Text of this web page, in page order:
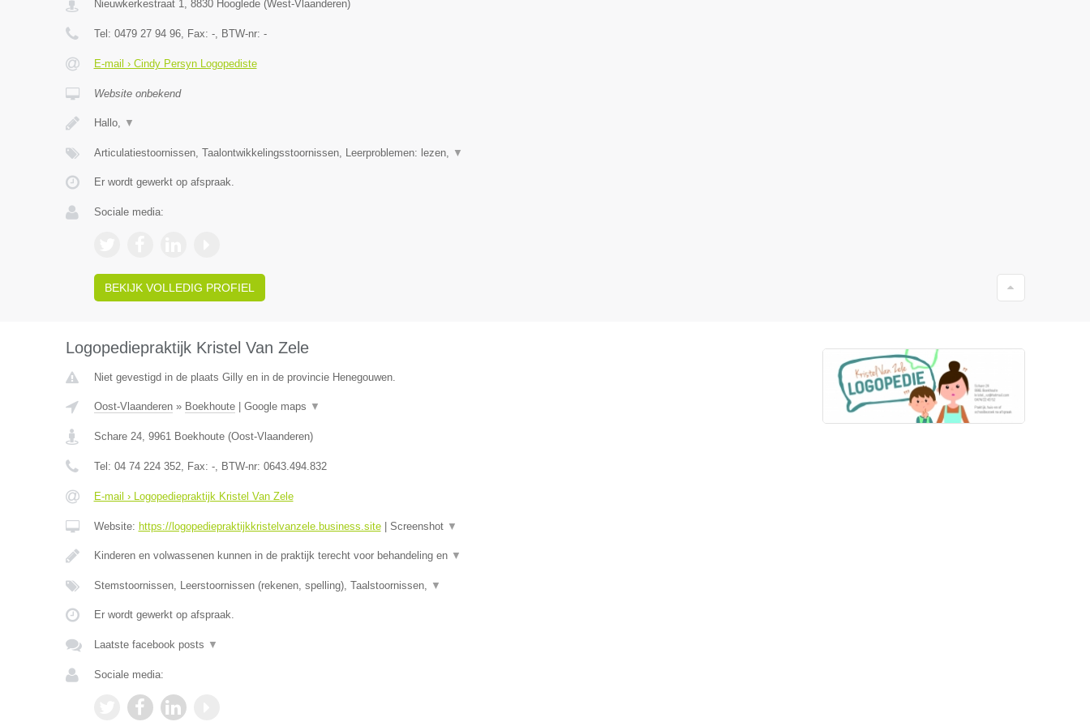
Nieuwkerkestraat 1, 8830 Hooglede(West-Vlaanderen)
Tel: 0479 27 94 96, Fax: -, BTW-nr: -
E-mail › Cindy Persyn Logopediste
Website onbekend
Hallo, ▼
Articulatiestoornissen, Taalontwikkelingsstoornissen, Leerproblemen: lezen, ▼
Er wordt gewerkt op afspraak.
Sociale media:
BEKIJK VOLLEDIG PROFIEL
Logopediepraktijk Kristel Van Zele
Niet gevestigd in de plaats Gilly en in de provincie Henegouwen.
Oost-Vlaanderen» Boekhoute| Google maps ▼
Schare 24, 9961 Boekhoute(Oost-Vlaanderen)
Tel: 04 74 224 352, Fax: -, BTW-nr: 0643.494.832
E-mail › Logopediepraktijk Kristel Van Zele
Website: https://logopediepraktijkkristelvanzele.business.site| Screenshot ▼
Kinderen en volwassenen kunnen in de praktijk terecht voor behandeling en ▼
Stemstoornissen, Leerstoornissen (rekenen, spelling), Taalstoornissen, ▼
Er wordt gewerkt op afspraak.
Laatste facebook posts ▼
Sociale media: